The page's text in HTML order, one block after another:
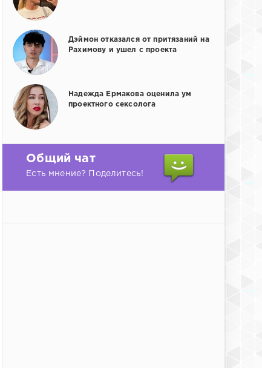
Дэймон отказался от притязаний на
Рахимову и ушел с проекта
Надежда Ермакова оценила ум
проектного сексолога
Общий чат
Есть мнение? Поделитесь!